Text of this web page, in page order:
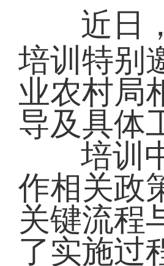
近日
培训特别
业农村局
导及具体
培训
作相关政
关键流程
了实施过